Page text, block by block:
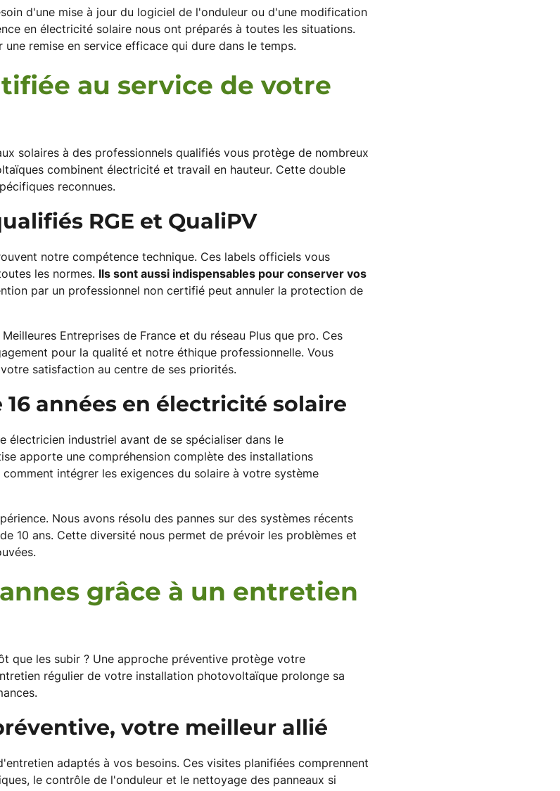
d'une mise à jour du logiciel de l'onduleur ou d'une modification
en électricité solaire nous ont préparés à toutes les situations.
remise en service efficace qui dure dans le temps.
au service de votre
solaires à des professionnels qualifiés vous protège de nombreux
combinent électricité et travail en hauteur. Cette double
reconnues.
RGE et QualiPV
notre compétence technique. Ces labels officiels vous
les normes. Ils sont aussi indispensables pour conserver vos
par un professionnel non certifié peut annuler la protection de
Entreprises de France et du réseau Plus que pro. Ces
pour la qualité et notre éthique professionnelle. Vous
satisfaction au centre de ses priorités.
années en électricité solaire
électricien industriel avant de se spécialiser dans le
apporte une compréhension complète des installations
intégrer les exigences du solaire à votre système
Nous avons résolu des pannes sur des systèmes récents
10 ans. Cette diversité nous permet de prévoir les problèmes et
grâce à un entretien
que les subir ? Une approche préventive protège votre
régulier de votre installation photovoltaïque prolonge sa
votre meilleur allié
adaptés à vos besoins. Ces visites planifiées comprennent
le contrôle de l'onduleur et le nettoyage des panneaux si